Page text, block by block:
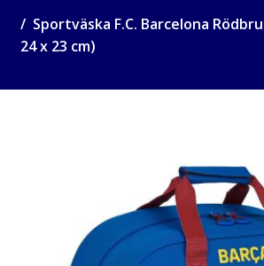
Sportväska F.C. Barcelona
24 x 23 cm)